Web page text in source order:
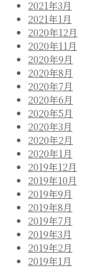
ゲ
ー
シ
ョ
ン
2021年3月
2021年1月
2020年12月
2020年11月
2020年9月
2020年8月
2020年7月
2020年6月
2020年5月
2020年3月
2020年2月
2020年1月
2019年12月
2019年10月
2019年9月
2019年8月
2019年7月
2019年3月
2019年2月
2019年1月